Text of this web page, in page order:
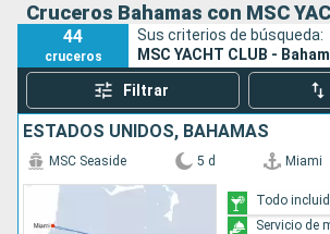
Cruceros Bahamas con MSC
44
cruceros
Sus criterios de búsqueda:
MSC YACHT CLUB -
Filtrar
ESTADOS UNIDOS, BAHAMAS
MSC Seaside 5 d Miami
Todo
Servicio de